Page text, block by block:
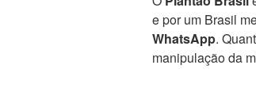
e por um Brasil
WhatsApp.
manipulação da